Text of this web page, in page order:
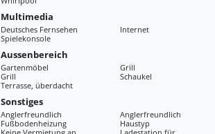
Multimedia
Deutsches Fernsehen
Internet
Spielekonsole
Aussenbereich
Gartenmöbel
Grill
Grill
Schaukel
Terrasse, überdacht
Sonstiges
Anglerfreundlich
Anglerfreundlich
Fußbodenheizung
Haustyp